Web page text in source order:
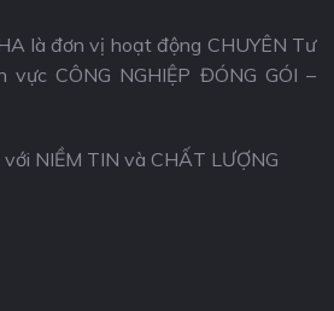
là đơn vị hoạt động CHUYÊN Tư
vực CÔNG NGHIỆP ĐÓNG GÓI –
NIỀM TIN và CHẤT LƯỢNG